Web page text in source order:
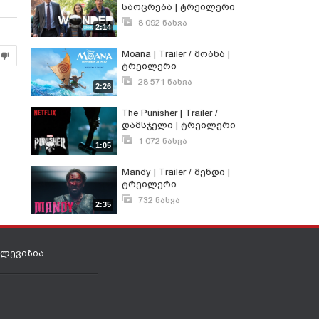
2:14
საოცრება | ტრეილერი
8 092 ნახვა
2:26
Moana | Trailer / მოანა |
ტრეილერი
28 571 ნახვა
1:05
The Punisher | Trailer /
დამსჯელი | ტრეილერი
1 072 ნახვა
2:35
Mandy | Trailer / მენდი |
ტრეილერი
732 ნახვა